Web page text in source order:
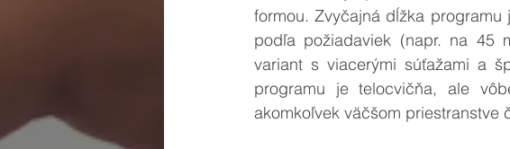
formou. Zvyčajná dĺžka
podľa požiadaviek (napr. na 45
variant s viacerými súťažami a
programu je telocvičňa, ale
akomkoľvek väčšom priestranstve